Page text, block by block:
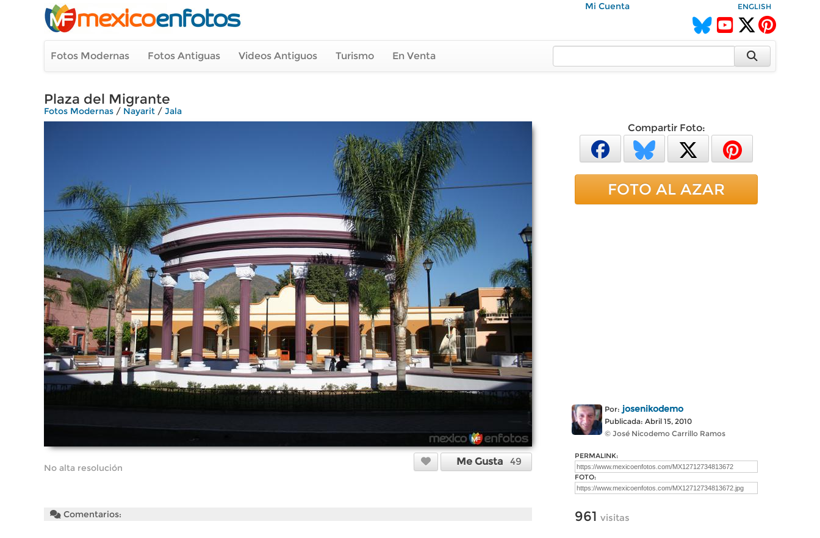
Mi Cuenta ENGLISH
Fotos Modernas Fotos Antiguas Videos Antiguos Turismo En Venta
Plaza del Migrante
Fotos Modernas / Nayarit / Jala
No alta resolución
Me Gusta 49
Comentarios:
Compartir Foto:
FOTO AL AZAR
Por: josenikodemo
Publicada: Abril 15, 2010
© José Nicodemo Carrillo Ramos
PERMALINK:
FOTO:
961 visitas